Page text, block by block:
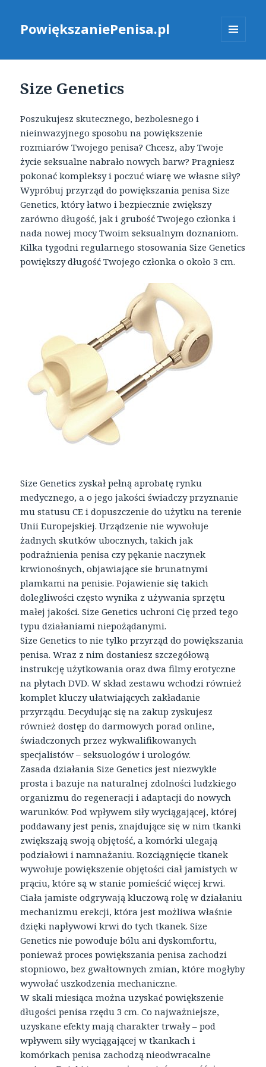
PowiększaniePenisa.pl
Size Genetics
Poszukujesz skutecznego, bezbolesnego i
nieinwazyjnego sposobu na powiększenie
rozmiarów Twojego penisa? Chcesz, aby Twoje
życie seksualne nabrało nowych barw? Pragniesz
pokonać kompleksy i poczuć wiarę we własne siły?
Wypróbuj przyrząd do powiększania penisa Size
Genetics, który łatwo i bezpiecznie zwiększy
zarówno długość, jak i grubość Twojego członka i
nada nowej mocy Twoim seksualnym doznaniom.
Kilka tygodni regularnego stosowania Size Genetics
powiększy długość Twojego członka o około 3 cm.
Size Genetics zyskał pełną aprobatę rynku
medycznego, a o jego jakości świadczy przyznanie
mu statusu CE i dopuszczenie do użytku na terenie
Unii Europejskiej. Urządzenie nie wywołuje
żadnych skutków ubocznych, takich jak
podrażnienia penisa czy pękanie naczynek
krwionośnych, objawiające sie brunatnymi
plamkami na penisie. Pojawienie się takich
dolegliwości często wynika z używania sprzętu
małej jakości. Size Genetics uchroni Cię przed tego
typu działaniami niepożądanymi.
Size Genetics to nie tylko przyrząd do powiększania
penisa. Wraz z nim dostaniesz szczegółową
instrukcję użytkowania oraz dwa filmy erotyczne
na płytach DVD. W skład zestawu wchodzi również
komplet kluczy ułatwiających zakładanie
przyrządu. Decydując się na zakup zyskujesz
również dostęp do darmowych porad online,
świadczonych przez wykwalifikowanych
specjalistów – seksuologów i urologów.
Zasada działania Size Genetics jest niezwykle
prosta i bazuje na naturalnej zdolności ludzkiego
organizmu do regeneracji i adaptacji do nowych
warunków. Pod wpływem siły wyciągającej, której
poddawany jest penis, znajdujące się w nim tkanki
zwiększają swoją objętość, a komórki ulegają
podziałowi i namnażaniu. Rozciągnięcie tkanek
wywołuje powiększenie objętości ciał jamistych w
prąciu, które są w stanie pomieścić więcej krwi.
Ciała jamiste odgrywają kluczową rolę w działaniu
mechanizmu erekcji, która jest możliwa właśnie
dzięki napływowi krwi do tych tkanek. Size
Genetics nie powoduje bólu ani dyskomfortu,
ponieważ proces powiększania penisa zachodzi
stopniowo, bez gwałtownych zmian, które mogłyby
wywołać uszkodzenia mechaniczne.
W skali miesiąca można uzyskać powiększenie
długości penisa rzędu 3 cm. Co najważniejsze,
uzyskane efekty mają charakter trwały – pod
wpływem siły wyciągającej w tkankach i
komórkach penisa zachodzą nieodwracalne